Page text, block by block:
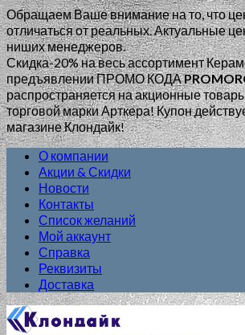
Обращаем Ваше внимание на то, что
отличаться от реальных. Актуальные
ниших менеджеров.
Скидка-20% на весь ассортимент
предъявлении ПРОМО КОДА
распространяется на акционные
торговой марки Арткера! Купон
магазине Клондайк!
О компании
Акции & Скидки
Новости
Контакты
Список желаний
Мой аккаунт
Справка
Реквизиты
Доставка